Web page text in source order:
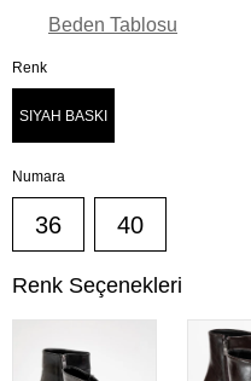
Beden Tablosu
Renk
SIYAH BASKI
Numara
36 40
Renk Seçenekleri